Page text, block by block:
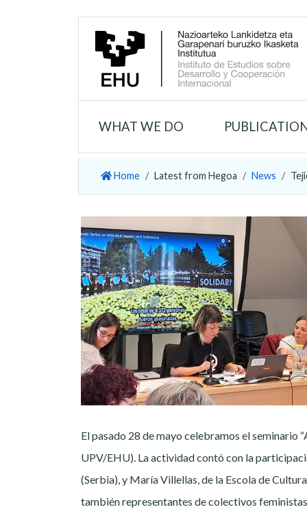
WHAT WE DO
Home Latest from Hegoa News
El pasado 28 de mayo celebramos el seminario
UPV/EHU). La actividad contó con la
(Serbia), y María Villellas, de la Escola de
también representantes de colectivos